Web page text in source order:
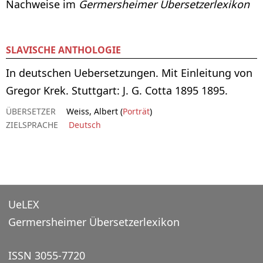
Nachweise im Germersheimer Übersetzerlexikon
SLAVISCHE ANTHOLOGIE
In deutschen Uebersetzungen. Mit Einleitung von
Gregor Krek. Stuttgart: J. G. Cotta 1895 1895.
ÜBERSETZER Weiss, Albert (Porträt)
ZIELSPRACHE
Deutsch
UeLEX
Germersheimer Übersetzerlexikon
ISSN 3055-7720